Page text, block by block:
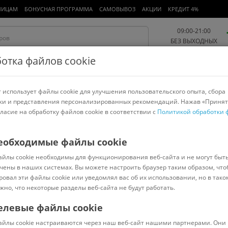
БОНУСНАЯ ПРОГРАММА САМОВЫВОЗ АКЦИИ КРЕДИТ 4%
09:00-21:00
БЕЗ ВЫХОДНЫХ
Работа и офис Авто и мото Детям и мамам Красота и
спорт
и наращивание бровей и ресниц
бровей и ресниц
Сортировать: Популярные
В наличии
файлов cookie
файлы cookie для улучшения пользовательского опыта, сбора
и представления персонализированных рекомендаций. Нажав
на обработку файлов cookie в соответствии с Политикой обработки
файлы cookie
cookie необходимы для функционирования веб-сайта и не могут
в наших системах. Вы можете настроить браузер таким образом,
эти файлы cookie или уведомлял вас об их использовании, но в
что некоторые разделы веб-сайта не будут работать.
файлы cookie
cookie настраиваются через наш веб-сайт нашими партнерами. Они